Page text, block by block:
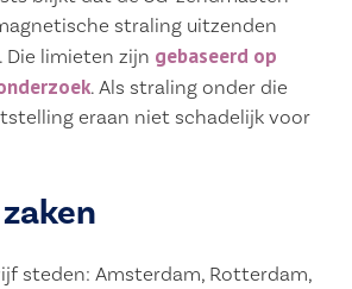
straling uitzenden
Die limieten zijn gebaseerd op
. Als straling onder die
eraan niet schadelijk voor
steden: Amsterdam, Rotterdam,